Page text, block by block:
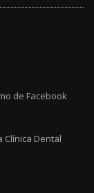
de Facebook
Clínica Dental